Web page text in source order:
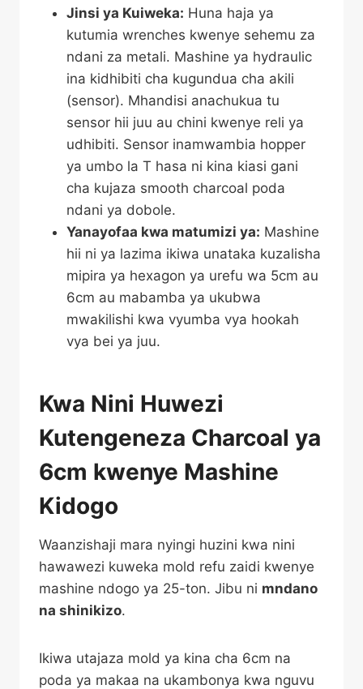
Jinsi ya Kuiweka: Huna haja ya
kutumia wrenches kwenye sehemu za
ndani za metali. Mashine ya hydraulic
ina kidhibiti cha kugundua cha akili
(sensor). Mhandisi anachukua tu
sensor hii juu au chini kwenye reli ya
udhibiti. Sensor inamwambia hopper
ya umbo la T hasa ni kina kiasi gani
cha kujaza smooth charcoal poda
ndani ya dobole.
Yanayofaa kwa matumizi ya: Mashine
hii ni ya lazima ikiwa unataka kuzalisha
mipira ya hexagon ya urefu wa 5cm au
6cm au mabamba ya ukubwa
mwakilishi kwa vyumba vya hookah
vya bei ya juu.
Kwa Nini Huwezi
Kutengeneza Charcoal ya
6cm kwenye Mashine
Kidogo
Waanzishaji mara nyingi huzini kwa nini
hawawezi kuweka mold refu zaidi kwenye
mashine ndogo ya 25-ton. Jibu ni mndano
na shinikizo.
Ikiwa utajaza mold ya kina cha 6cm na
poda ya makaa na ukambonya kwa nguvu